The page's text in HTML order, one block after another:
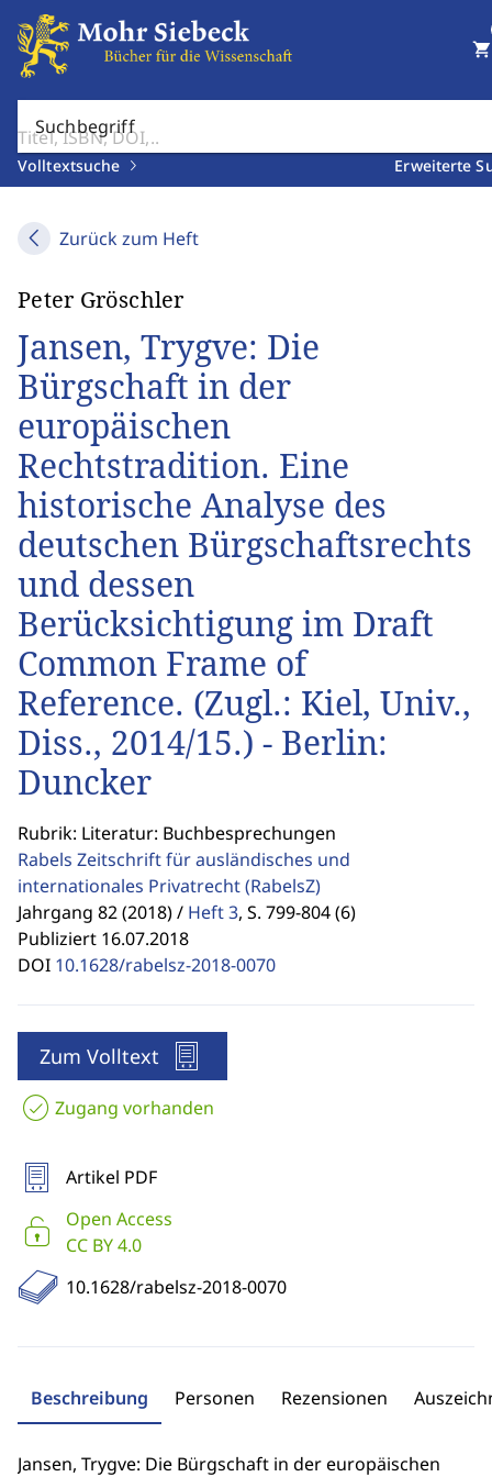
Suchbegriff
Volltextsuche Erweiterte
shopping_cart
Zurück zum Heft
Peter Gröschler
Jansen, Trygve: Die
Bürgschaft in der
europäischen
Rechtstradition. Eine
historische Analyse des
deutschen Bürgschaftsrechts
und dessen
Berücksichtigung im Draft
Common Frame of
Reference. (Zugl.: Kiel, Univ.,
Diss., 2014/15.) - Berlin:
Duncker
Rubrik: Literatur: Buchbesprechungen
Rabels Zeitschrift für ausländisches und
internationales Privatrecht(RabelsZ)
Jahrgang 82 (2018) / Heft 3, S. 799-804 (6)
Publiziert 16.07.2018
DOI 10.1628/rabelsz-2018-0070
Zum Volltext
Zugang vorhanden
Artikel PDF
Open Access
CC BY 4.0
10.1628/rabelsz-2018-0070
Beschreibung Personen Rezensionen
Jansen, Trygve: Die Bürgschaft in der europäischen